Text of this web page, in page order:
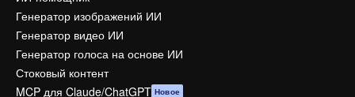
Генератор изображений ИИ
Генератор видео ИИ
Генератор голоса на основе ИИ
Стоковый контент
MCP для Claude/ChatGPT Новое